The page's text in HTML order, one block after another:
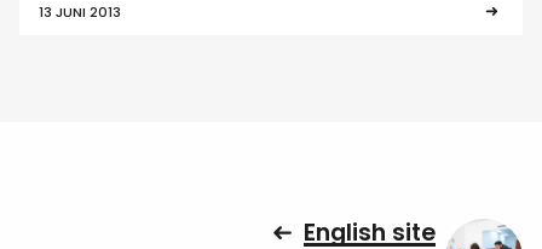
13 JUNI 2013
English site